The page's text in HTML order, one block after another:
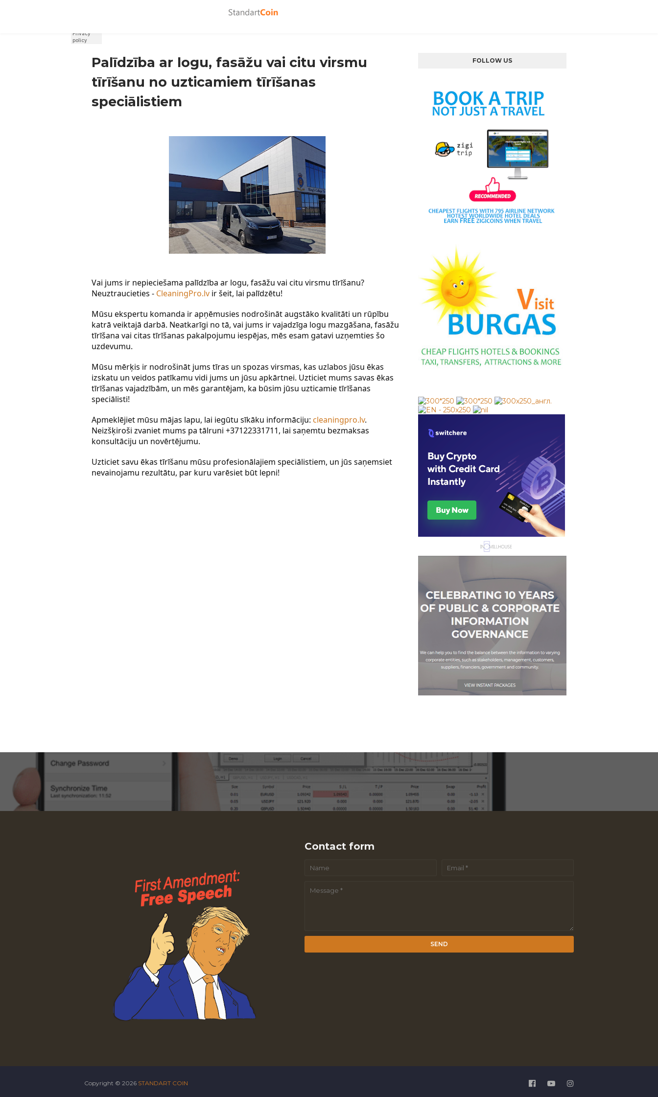
Palīdzība ar logu, fasāžu vai citu virsmu
tīrīšanu no uzticamiem tīrīšanas
speciālistiem
Vai jums ir nepieciešama palīdzība ar logu, fasāžu vai citu virsmu tīrīšanu?
Neuztraucieties - CleaningPro.lv ir šeit, lai palīdzētu!
Mūsu ekspertu komanda ir apņēmusies nodrošināt augstāko kvalitāti un rūpību
katrā veiktajā darbā. Neatkarīgi no tā, vai jums ir vajadzīga logu mazgāšana, fasāžu
tīrīšana vai citas tīrīšanas pakalpojumu iespējas, mēs esam gatavi uzņemties šo
uzdevumu.
Mūsu mērķis ir nodrošināt jums tīras un spozas virsmas, kas uzlabos jūsu ēkas
izskatu un veidos patīkamu vidi jums un jūsu apkārtnei. Uzticiet mums savas ēkas
tīrīšanas vajadzībām, un mēs garantējam, ka būsim jūsu uzticamie tīrīšanas
speciālisti!
Apmeklējiet mūsu mājas lapu, lai iegūtu sīkāku informāciju: cleaningpro.lv.
Neizšķiroši zvaniet mums pa tālruni +37122331711, lai saņemtu bezmaksas
konsultāciju un novērtējumu.
Uzticiet savu ēkas tīrīšanu mūsu profesionālajiem speciālistiem, un jūs saņemsiet
nevainojamu rezultātu, par kuru varēsiet būt lepni!
FOLLOW US
Contact form
Copyright © 2026 STANDART COIN